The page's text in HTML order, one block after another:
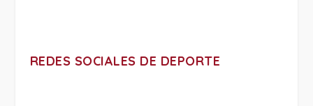
REDES SOCIALES DE DEPORTE